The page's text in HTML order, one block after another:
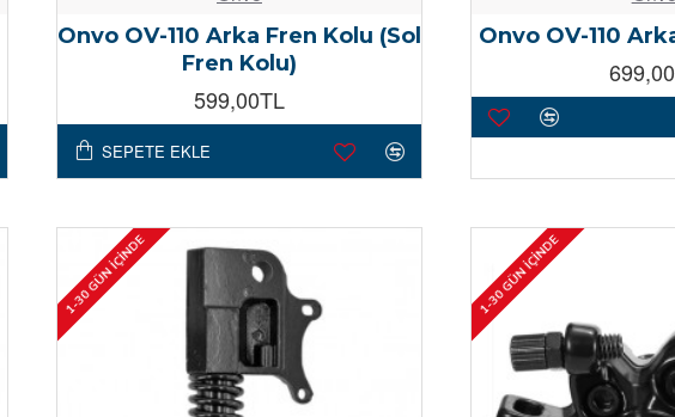
Onvo OV-110 Arka Fren Kolu (Sol
Fren Kolu)
599,00TL
SEPETE EKLE
Onvo OV-110
1-30 GÜN İÇINDE 1-30 GÜN İÇINDE